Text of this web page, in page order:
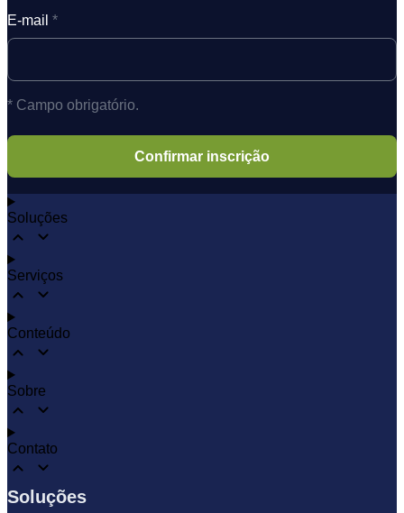
E-mail *
* Campo obrigatório.
Soluções
Serviços
Conteúdo
Sobre
Contato
Soluções